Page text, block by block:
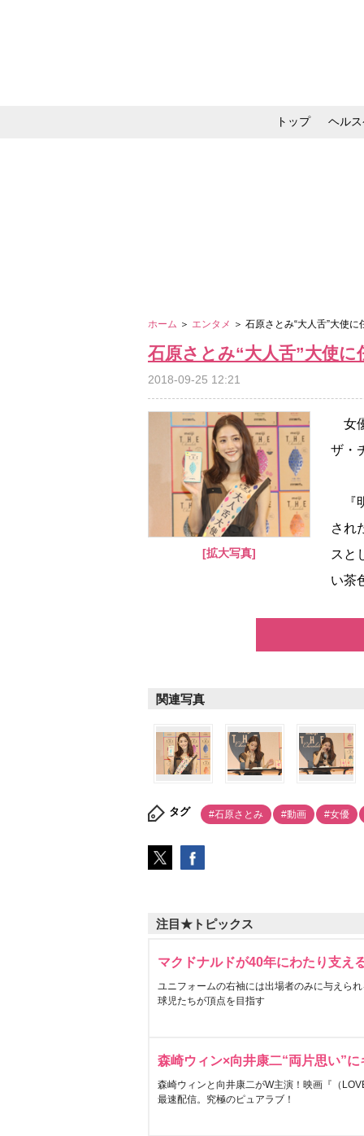
トップ ヘル
ホーム ＞ エンタメ ＞ 石原さとみ“大人舌”大使
石原さとみ“大人舌”大使
2018-09-25 12:21
[拡大写真]
女
ザ・
『
され
スと
い茶
関連写真
タグ #石原さとみ #動画 #女優
注目★トピックス
マクドナルドが40年にわたり支え
ユニフォームの右袖には出場者のみに与えら
球児たちが頂点を目指す
森崎ウィン×向井康二“両片思い”
森崎ウィンと向井康二がW主演！映画『（
最速配信。究極のピュアラブ！